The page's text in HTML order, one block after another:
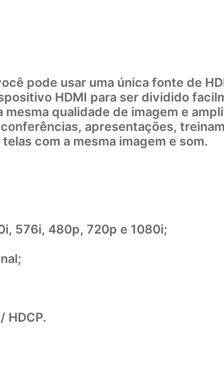
pode usar uma única fonte de
HDMI para ser dividido
qualidade de imagem e
apresentações,
com a mesma imagem e som.
576i, 480p, 720p e 1080i;
HDCP.